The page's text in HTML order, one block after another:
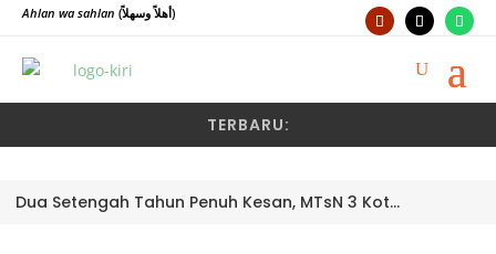
Ahlan wa sahlan (أهلاً وسهلاً)
TERBARU:
Dua Setengah Tahun Penuh Kesan, MTsN 3 Kota Padang Lepas Pengawas Pembina Dra. Nayusminar Nasrun